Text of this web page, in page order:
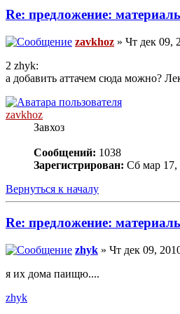
Re: предложение:
zavkhoz » Чт дек 09,
2 zhyk:
а добавить аттачем сюда можно?
zavkhoz
Завхоз
Сообщений: 1038
Зарегистрирован: Сб мар 17,
Вернуться к началу
Re: предложение:
zhyk » Чт дек 09,
я их дома паищю....
zhyk